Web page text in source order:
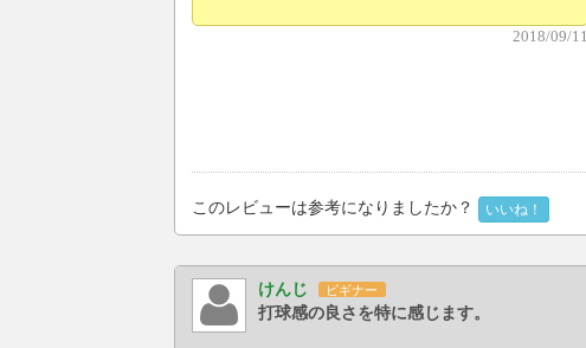
2018/09/11
このレビューは参考になりましたか？ いいね！
けんじ ビギナー
打球感の良さを特に感じます。